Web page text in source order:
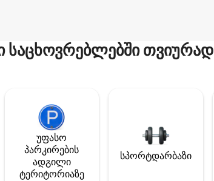
თვიურად
უფასო
პარკირების
ადგილი
ტერიტორიაზე
სპორტდარბაზი